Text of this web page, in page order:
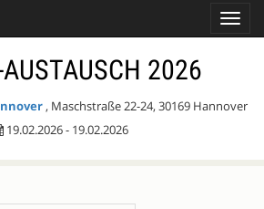
2026
, Maschstraße 22-24, 30169 Hannover
19.02.2026 - 19.02.2026